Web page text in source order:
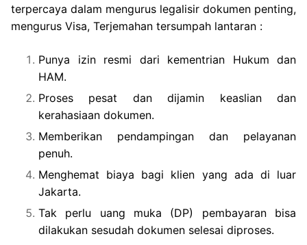
terpercaya dalam mengurus legalisir dokumen penting,
mengurus Visa, Terjemahan tersumpah lantaran :
Punya izin resmi dari kementrian Hukum dan
HAM.
Proses pesat dan dijamin keaslian dan
kerahasiaan dokumen.
Memberikan pendampingan dan pelayanan
penuh.
Menghemat biaya bagi klien yang ada di luar
Jakarta.
Tak perlu uang muka (DP) pembayaran bisa
dilakukan sesudah dokumen selesai diproses.